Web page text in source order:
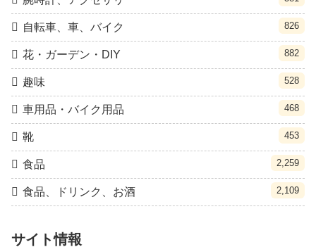
自転車、車、バイク 826
花・ガーデン・DIY 882
趣味 528
車用品・バイク用品 468
靴 453
食品 2,259
食品、ドリンク、お酒 2,109
サイト情報